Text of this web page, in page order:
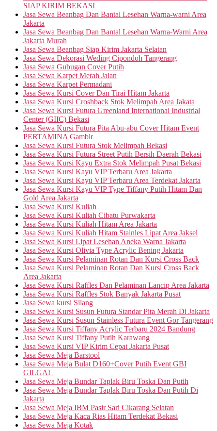
SIAP KIRIM BEKASI
Jasa Sewa Beanbag Dan Bantal Lesehan Warna-warni Area
Jakarta
Jasa Sewa Beanbag Dan Bantal Lesehan Warna-Warni Area
Jakarta Murah
Jasa Sewa Beanbag Siap Kirim Jakarta Selatan
Jasa Sewa Dekorasi Weding Cipondoh Tangerang
Jasa Sewa Gubugan Cover Putih
Jasa Sewa Karpet Merah Jalan
Jasa Sewa Karpet Permadani
Jasa Sewa Kursi Cover Dan Tirai Hitam Jakarta
Jasa Sewa Kursi Croshback Stok Melimpah Area Jakata
Jasa Sewa Kursi Futura Greenland International Industrial
Center (GIIC) Bekasi
Jasa Sewa Kursi Futura Pita Abu-abu Cover Hitam Event
PERTAMINA Gambir
Jasa Sewa Kursi Futura Stok Melimpah Bekasi
Jasa Sewa Kursi Futura Street Putih Bersih Daerah Bekasi
Jasa Sewa Kursi Kayu Extra Stok Melimpah Pusat Bekasi
Jasa Sewa Kursi Kayu VIP Terbaru Area Jakarta
Jasa Sewa Kursi Kayu VIP Terbaru Area Terdekat Jakarta
Jasa Sewa Kursi Kayu VIP Type Tiffany Putih Hitam Dan
Gold Area Jakarta
Jasa Sewa Kursi Kuliah
Jasa Sewa Kursi Kuliah Cibatu Purwakarta
Jasa Sewa Kursi Kuliah Hitam Area Jakarta
Jasa Sewa Kursi Kuliah Hitam Stainles Lipat Area Jaksel
Jasa Sewa Kursi Lipat Lesehan Aneka Warna Jakarta
Jasa Sewa Kursi Olivia Type Acrylic Bening Jakarta
Jasa Sewa Kursi Pelaminan Rotan Dan Kursi Cross Back
Jasa Sewa Kursi Pelaminan Rotan Dan Kursi Cross Back
Area Jakarta
Jasa Sewa Kursi Raffles Dan Pelaminan Lancip Area Jakarta
Jasa Sewa Kursi Raffles Stok Banyak Jakarta Pusat
Jasa Sewa kursi Silang
Jasa Sewa Kursi Susun Futura Standar Pita Merah Di Jakarta
Jasa Sewa Kursi Susun Stainless Futura Event Gor Tangerang
Jasa Sewa Kursi Tiffany Acrylic Terbaru 2024 Bandung
Jasa Sewa Kursi Tiffany Putih Karawang
Jasa Sewa Kursi VIP Kirim Cepat Jakarta Pusat
Jasa Sewa Meja Barstool
Jasa Sewa Meja Bulat D160+Cover Putih Event GBI
GILGAL
Jasa Sewa Meja Bundar Taplak Biru Toska Dan Putih
Jasa Sewa Meja Bundar Taplak Biru Toska Dan Putih Di
Jakarta
Jasa Sewa Meja IBM Pasir Sari Cikarang Selatan
Jasa Sewa Meja Kaca Rias Hitam Terdekat Bekasi
Jasa Sewa Meja Kotak